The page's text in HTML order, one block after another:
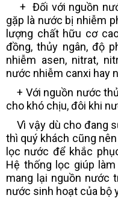
+ Đối với nguồn
gặp là nước bị nhiễm
lượng chất hữu cơ
đồng, thủy ngân, độ
nhiễm asen, nitrat,
nước nhiễm canxi hay
+ Với nguồn nước
cho khó chịu, đôi khi
Vì vậy dù cho đang
thì quý khách cũng
lọc nước để khắc
Hệ thống lọc giúp
mang lại nguồn nước
nước sinh hoạt của bộ